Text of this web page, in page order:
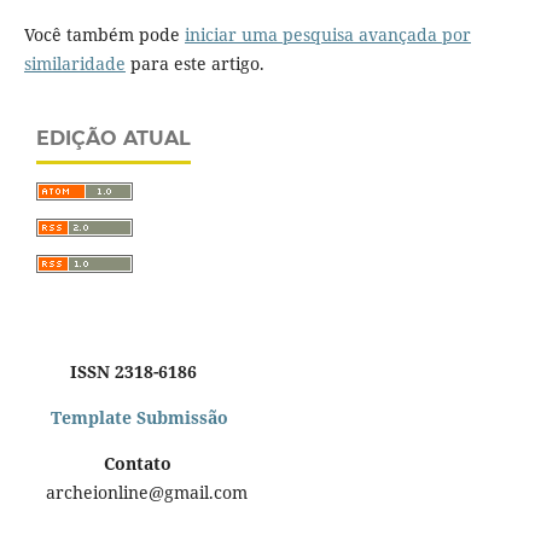
Você também pode iniciar uma pesquisa avançada por
similaridade para este artigo.
EDIÇÃO ATUAL
ISSN 2318-6186
Template Submissão
Contato
archeionline@gmail.com